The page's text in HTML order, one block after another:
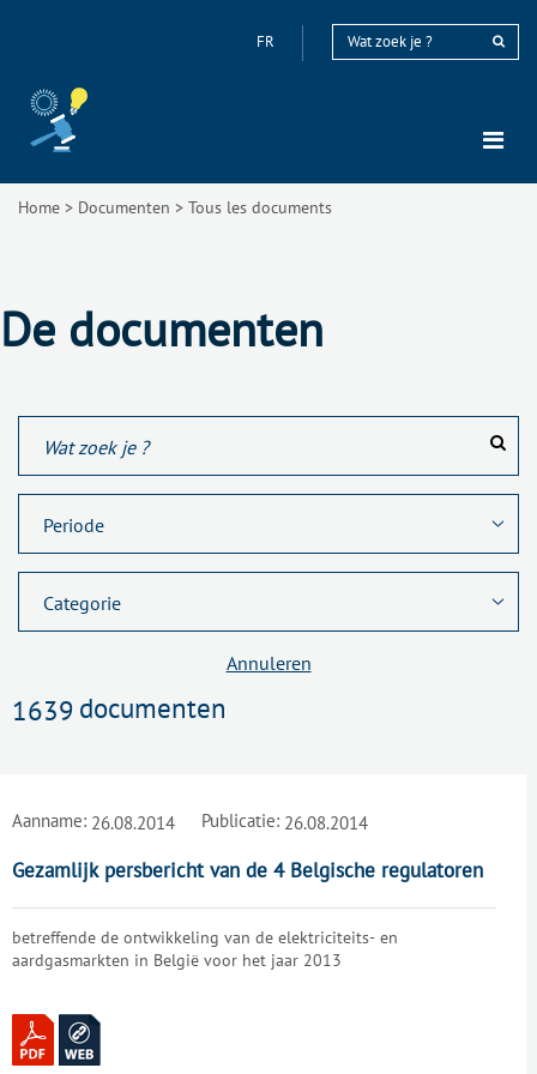
FR
Home > Documenten > Tous les documents
De documenten
Annuleren
1639 documenten
Aanname: 26.08.2014 Publicatie: 26.08.2014
Gezamlijk persbericht van de 4 Belgische regulatoren
betreffende de ontwikkeling van de elektriciteits- en
aardgasmarkten in België voor het jaar 2013